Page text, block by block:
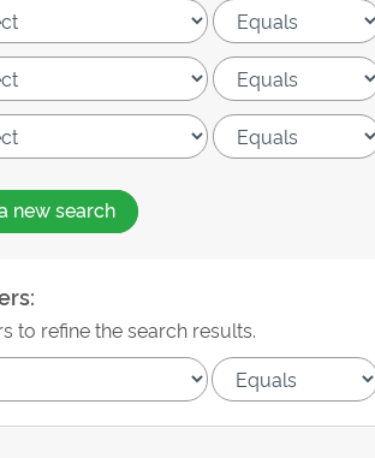
new search
to refine the search results.